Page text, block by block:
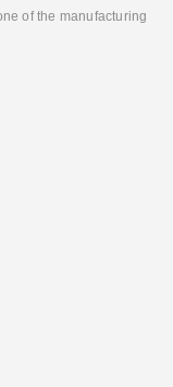
of the manufacturing